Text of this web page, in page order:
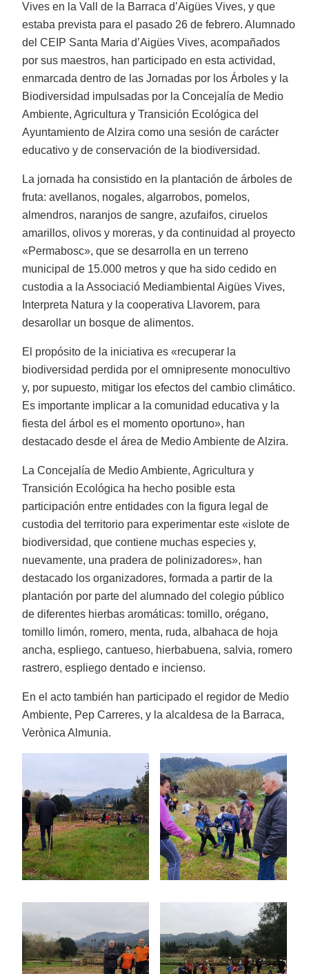
Vives en la Vall de la Barraca d’Aigües Vives, y que
estaba prevista para el pasado 26 de febrero. Alumnado
del CEIP Santa Maria d’Aigües Vives, acompañados
por sus maestros, han participado en esta actividad,
enmarcada dentro de las Jornadas por los Árboles y la
Biodiversidad impulsadas por la Concejalía de Medio
Ambiente, Agricultura y Transición Ecológica del
Ayuntamiento de Alzira como una sesión de carácter
educativo y de conservación de la biodiversidad.
La jornada ha consistido en la plantación de árboles de
fruta: avellanos, nogales, algarrobos, pomelos,
almendros, naranjos de sangre, azufaifos, ciruelos
amarillos, olivos y moreras, y da continuidad al proyecto
«Permabosc», que se desarrolla en un terreno
municipal de 15.000 metros y que ha sido cedido en
custodia a la Associació Mediambiental Aigües Vives,
Interpreta Natura y la cooperativa Llavorem, para
desarollar un bosque de alimentos.
El propósito de la iniciativa es «recuperar la
biodiversidad perdida por el omnipresente monocultivo
y, por supuesto, mitigar los efectos del cambio climático.
Es importante implicar a la comunidad educativa y la
fiesta del árbol es el momento oportuno», han
destacado desde el área de Medio Ambiente de Alzira.
La Concejalía de Medio Ambiente, Agricultura y
Transición Ecológica ha hecho posible esta
participación entre entidades con la figura legal de
custodia del territorio para experimentar este «islote de
biodiversidad, que contiene muchas especies y,
nuevamente, una pradera de polinizadores», han
destacado los organizadores, formada a partir de la
plantación por parte del alumnado del colegio público
de diferentes hierbas aromáticas: tomillo, orégano,
tomillo limón, romero, menta, ruda, albahaca de hoja
ancha, espliego, cantueso, hierbabuena, salvia, romero
rastrero, espliego dentado e incienso.
En el acto también han participado el regidor de Medio
Ambiente, Pep Carreres, y la alcaldesa de la Barraca,
Verònica Almunia.